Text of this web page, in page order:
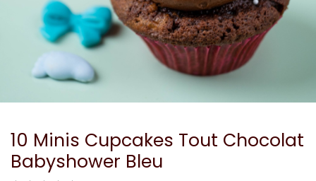
10 Minis Cupcakes Tout Chocolat
Babyshower Bleu